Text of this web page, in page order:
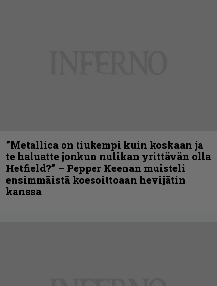
”Metallica on tiukempi kuin koskaan ja
te haluatte jonkun nulikan yrittävän olla
Hetfield?” – Pepper Keenan muisteli
ensimmäistä koesoittoaan hevijätin
kanssa